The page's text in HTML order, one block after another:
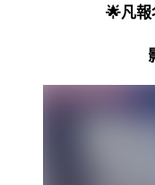
🌟凡報